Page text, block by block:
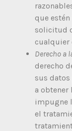
que
solicitud
cualquier
Derecho a
derecho
sus datos
a
impugne
el